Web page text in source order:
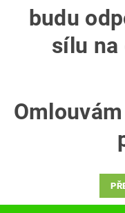
budu
sílu na